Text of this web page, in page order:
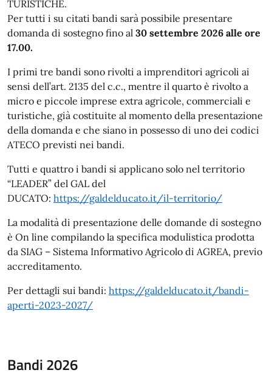
TURISTICHE.
Per tutti i su citati bandi sarà possibile presentare
domanda di sostegno fino al 30 settembre 2026 alle ore
17.00.
I primi tre bandi sono rivolti a imprenditori agricoli ai
sensi dell’art. 2135 del c.c., mentre il quarto è rivolto a
micro e piccole imprese extra agricole, commerciali e
turistiche, già costituite al momento della presentazione
della domanda e che siano in possesso di uno dei codici
ATECO previsti nei bandi.
Tutti e quattro i bandi si applicano solo nel territorio
“LEADER” del GAL del
DUCATO: https://galdelducato.it/il-territorio/
La modalità di presentazione delle domande di sostegno
è On line compilando la specifica modulistica prodotta
da SIAG – Sistema Informativo Agricolo di AGREA, previo
accreditamento.
Per dettagli sui bandi: https://galdelducato.it/bandi-
aperti-2023-2027/
Bandi 2026